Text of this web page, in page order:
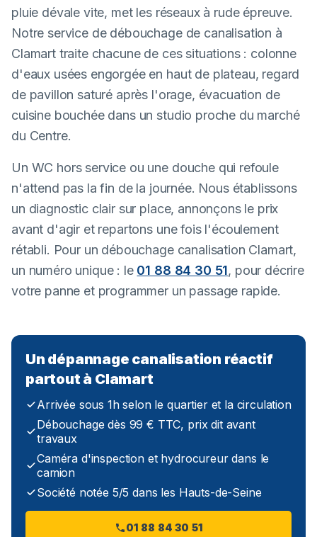
pluie dévale vite, met les réseaux à rude épreuve.
Notre service de débouchage de canalisation à
Clamart traite chacune de ces situations : colonne
d'eaux usées engorgée en haut de plateau, regard
de pavillon saturé après l'orage, évacuation de
cuisine bouchée dans un studio proche du marché
du Centre.
Un WC hors service ou une douche qui refoule
n'attend pas la fin de la journée. Nous établissons
un diagnostic clair sur place, annonçons le prix
avant d'agir et repartons une fois l'écoulement
rétabli. Pour un débouchage canalisation Clamart,
un numéro unique : le 01 88 84 30 51, pour décrire
votre panne et programmer un passage rapide.
Un dépannage canalisation réactif
partout à Clamart
Arrivée sous 1h selon le quartier et la circulation
Débouchage dès 99 € TTC, prix dit avant
travaux
Caméra d'inspection et hydrocureur dans le
camion
Société notée 5/5 dans les Hauts-de-Seine
01 88 84 30 51